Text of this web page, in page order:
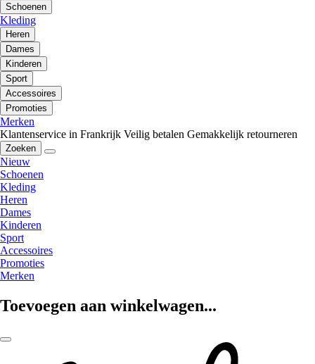
Schoenen
Kleding
Heren
Dames
Kinderen
Sport
Accessoires
Promoties
Merken
Klantenservice in Frankrijk Veilig betalen Gemakkelijk retourneren
Zoeken
Nieuw
Schoenen
Kleding
Heren
Dames
Kinderen
Sport
Accessoires
Promoties
Merken
Toevoegen aan winkelwagen...